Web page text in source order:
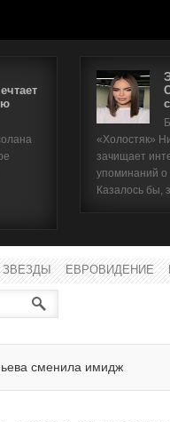
«Холостяк»
зачищает
упоминаний
Казалось бы,
ЕВРОВИДЕНИЕ
сменила имидж
Имя